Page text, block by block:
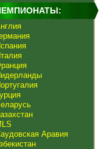
Аравия